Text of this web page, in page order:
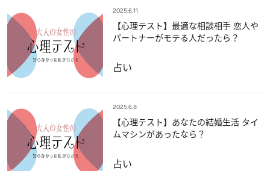
2025.6.11
【心理テスト】最適な相談相手 恋人や
パートナーがモテる人だったら？
占い
2025.6.8
【心理テスト】あなたの結婚生活 タイ
ムマシンがあったなら？
占い